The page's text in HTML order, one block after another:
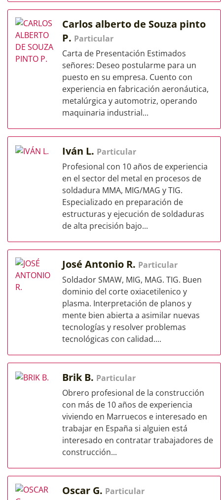
Carlos alberto de Souza pinto
P. Particular
Carta de Presentación Estimados
señores: Deseo postularme para un
puesto en su empresa. Cuento con
experiencia en fabricación aeronáutica,
metalúrgica y automotriz, operando
maquinaria industrial...
Iván L. Particular
Profesional con 10 años de experiencia
en el sector del metal en procesos de
soldadura MMA, MIG/MAG y TIG.
Especializado en preparación de
estructuras y ejecución de soldaduras
de alta precisión bajo...
José Antonio R. Particular
Soldador SMAW, MIG, MAG. TIG. Buen
dominio del corte oxiacetilenico y
plasma. Interpretación de planos y
mente bien abierta a asimilar nuevas
tecnologías y resolver problemas
tecnológicas con calidad....
Brik B. Particular
Obrero profesional de la construcción
con más de 10 años de experiencia
viviendo en Marruecos e interesado en
trabajar en España si alguien está
interesado en contratar trabajadores de
construcción...
Oscar G. Particular